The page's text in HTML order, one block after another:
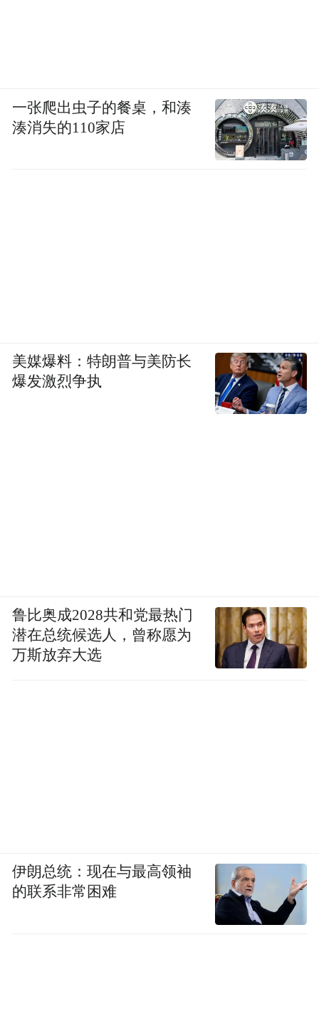
一张爬出虫子的餐桌，和湊
湊消失的110家店
美媒爆料：特朗普与美防长
爆发激烈争执
鲁比奥成2028共和党最热门
潜在总统候选人，曾称愿为
万斯放弃大选
伊朗总统：现在与最高领袖
的联系非常困难